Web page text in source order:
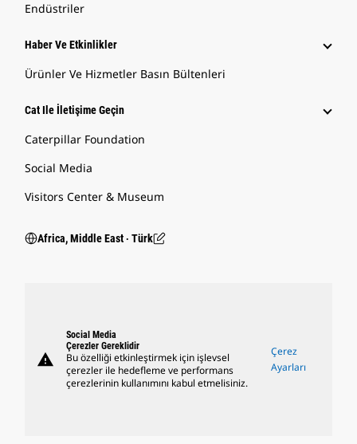
Endüstriler
Haber Ve Etkinlikler
Ürünler Ve Hizmetler Basın Bültenleri
Cat Ile İletişime Geçin
Caterpillar Foundation
Social Media
Visitors Center & Museum
Africa, Middle East ‧ Türk
warning
Social Media
Çerezler Gereklidir
Bu özelliği etkinleştirmek için işlevsel
çerezler ile hedefleme ve performans
çerezlerinin kullanımını kabul etmelisiniz.
Çerez
Ayarları